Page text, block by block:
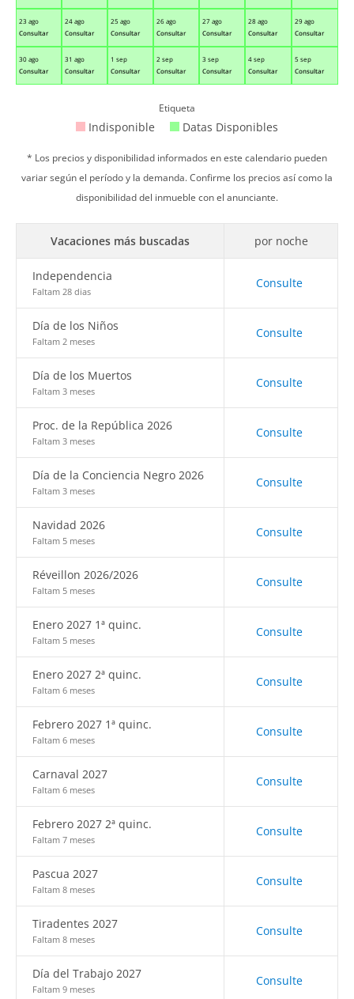
23 ago
Consultar
24 ago
Consultar
25 ago
Consultar
26 ago
Consultar
27 ago
Consultar
28 ago
Consultar
29 ago
Consultar
30 ago
Consultar
31 ago
Consultar
1 sep
Consultar
2 sep
Consultar
3 sep
Consultar
4 sep
Consultar
5 sep
Consultar
Etiqueta
Indisponible Datas Disponibles
* Los precios y disponibilidad informados en este calendario pueden
variar según el período y la demanda. Confirme los precios así como la
disponibilidad del inmueble con el anunciante.
Vacaciones más buscadas por noche
Independencia
Faltam 28 dias
Consulte
Día de los Niños
Faltam 2 meses
Consulte
Día de los Muertos
Faltam 3 meses
Consulte
Proc. de la República 2026
Faltam 3 meses
Consulte
Día de la Conciencia Negro 2026
Faltam 3 meses
Consulte
Navidad 2026
Faltam 5 meses
Consulte
Réveillon 2026/2026
Faltam 5 meses
Consulte
Enero 2027 1ª quinc.
Faltam 5 meses
Consulte
Enero 2027 2ª quinc.
Faltam 6 meses
Consulte
Febrero 2027 1ª quinc.
Faltam 6 meses
Consulte
Carnaval 2027
Faltam 6 meses
Consulte
Febrero 2027 2ª quinc.
Faltam 7 meses
Consulte
Pascua 2027
Faltam 8 meses
Consulte
Tiradentes 2027
Faltam 8 meses
Consulte
Día del Trabajo 2027
Faltam 9 meses
Consulte